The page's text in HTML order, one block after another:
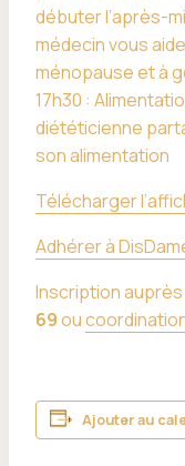
débuter l’après-
médecin vous
ménopause et à
17h30 :
diététicienne
son alimentation
Télécharger
Adhérer à
Inscription
69ou
Ajouter au